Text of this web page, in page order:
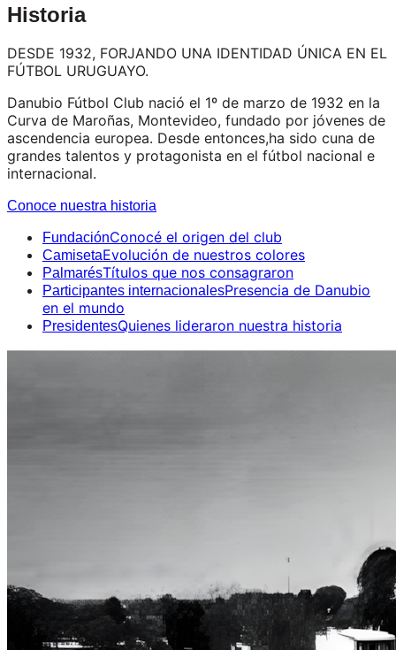
Historia
DESDE 1932, FORJANDO UNA IDENTIDAD ÚNICA EN EL
FÚTBOL URUGUAYO.
Danubio Fútbol Club nació el 1º de marzo de 1932 en la
Curva de Maroñas, Montevideo, fundado por jóvenes de
ascendencia europea. Desde entonces,ha sido cuna de
grandes talentos y protagonista en el fútbol nacional e
internacional.
Conoce nuestra historia
FundaciónConocé el origen del club
CamisetaEvolución de nuestros colores
PalmarésTítulos que nos consagraron
Participantes internacionalesPresencia de Danubio
en el mundo
PresidentesQuienes lideraron nuestra historia